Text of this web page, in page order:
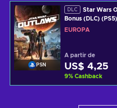
PSN
DLC
Star Wars
Bonus (DLC)
EUROPA
A partir de
US$ 4,25
9% Cashback